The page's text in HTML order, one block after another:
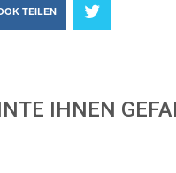
TEILEN
IHNEN